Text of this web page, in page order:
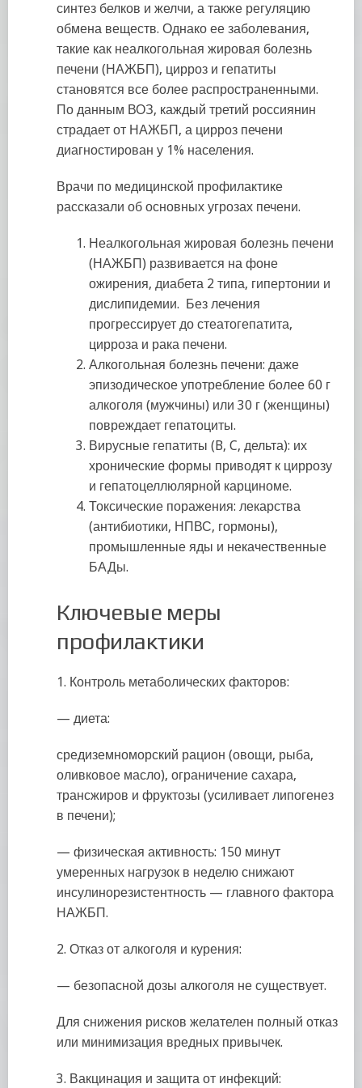
синтез белков и желчи, а также регуляцию
обмена веществ. Однако ее заболевания,
такие как неалкогольная жировая болезнь
печени (НАЖБП), цирроз и гепатиты
становятся все более распространенными.
По данным ВОЗ, каждый третий россиянин
страдает от НАЖБП, а цирроз печени
диагностирован у 1% населения.
Врачи по медицинской профилактике
рассказали об основных угрозах печени.
Неалкогольная жировая болезнь печени
(НАЖБП) развивается на фоне
ожирения, диабета 2 типа, гипертонии и
дислипидемии. Без лечения
прогрессирует до стеатогепатита,
цирроза и рака печени.
Алкогольная болезнь печени: даже
эпизодическое употребление более 60 г
алкоголя (мужчины) или 30 г (женщины)
повреждает гепатоциты.
Вирусные гепатиты (B, C, дельта): их
хронические формы приводят к циррозу
и гепатоцеллюлярной карциноме.
Токсические поражения: лекарства
(антибиотики, НПВС, гормоны),
промышленные яды и некачественные
БАДы.
Ключевые меры
профилактики
1. Контроль метаболических факторов:
— диета:
средиземноморский рацион (овощи, рыба,
оливковое масло), ограничение сахара,
трансжиров и фруктозы (усиливает липогенез
в печени);
— физическая активность: 150 минут
умеренных нагрузок в неделю снижают
инсулинорезистентность — главного фактора
НАЖБП.
2. Отказ от алкоголя и курения:
— безопасной дозы алкоголя не существует.
Для снижения рисков желателен полный отказ
или минимизация вредных привычек.
3. Вакцинация и защита от инфекций: